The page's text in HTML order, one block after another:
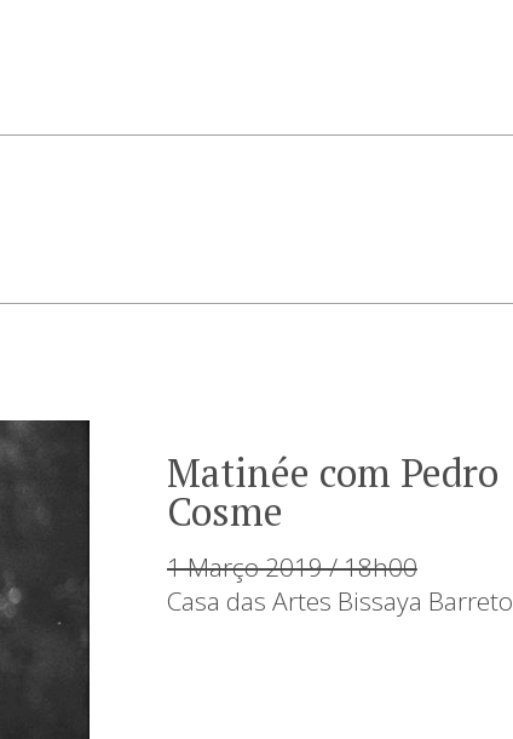
Matinée com Pedro
Cosme
1 Março 2019 / 18h00
Casa das Artes Bissaya Barreto